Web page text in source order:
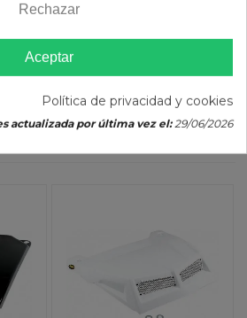
Rechazar
Aceptar
Política de privacidad y cookies
actualizada por última vez el:29/06/2026